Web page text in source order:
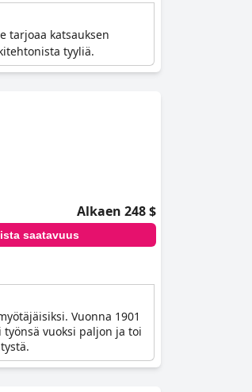
tarjoaa katsauksen
tyyliä.
Alkaen 248 $
saatavuus
Vuonna 1901
vuoksi paljon ja toi